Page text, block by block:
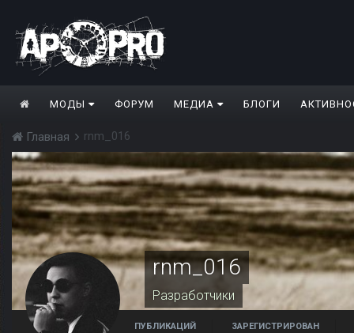
МОДЫ ФОРУМ МЕДИА БЛОГИ
Главная rnm_016
rnm_016
Разработчики
ПУБЛИКАЦИЙ ЗАРЕГИСТРИРОВАН